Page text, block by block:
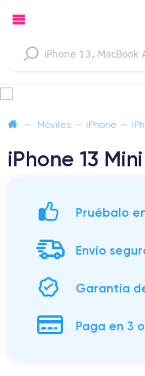
— Móviles — iPhone —
iPhone 13
Pruébalo
Envío
Garantía
Paga en 3